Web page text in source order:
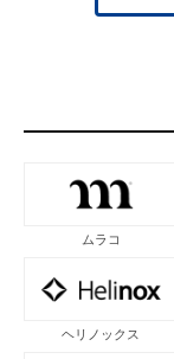
ムラコ
ヘリノックス